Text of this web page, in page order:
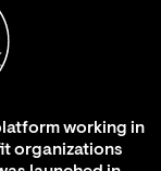
working in
organizations